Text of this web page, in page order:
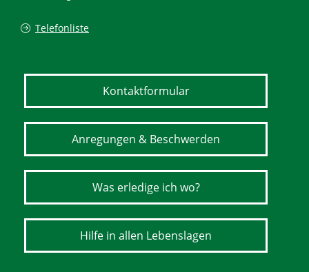
Telefonliste
Kontaktformular
Anregungen & Beschwerden
Was erledige ich wo?
Hilfe in allen Lebenslagen